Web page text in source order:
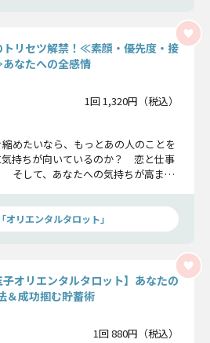
トリセツ解禁！≪素顔・優先度・接
なたへの全感情
1回 1,320円（税込）
めたいなら、もっとあの人のことを
持ちが向いているのか？ 恋と仕事
そして、あなたへの気持ちが高まる
オリエンタルタロット」
子オリエンタルタロット】あなたの
＆成功掴む貯蓄術
1回 880円（税込）